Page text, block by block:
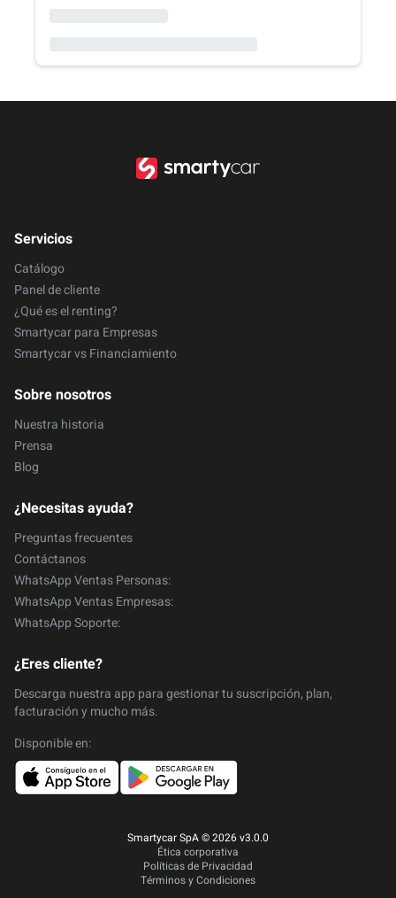
Servicios
Catálogo
Panel de cliente
¿Qué es el renting?
Smartycar para Empresas
Smartycar vs Financiamiento
Sobre nosotros
Nuestra historia
Prensa
Blog
¿Necesitas ayuda?
Preguntas frecuentes
Contáctanos
WhatsApp Ventas Personas:
WhatsApp Ventas Empresas:
WhatsApp Soporte:
¿Eres cliente?
Descarga nuestra app para gestionar tu suscripción, plan,
facturación y mucho más.
Disponible en:
Smartycar SpA © 2026 v3.0.0
Ética corporativa
Políticas de Privacidad
Términos y Condiciones